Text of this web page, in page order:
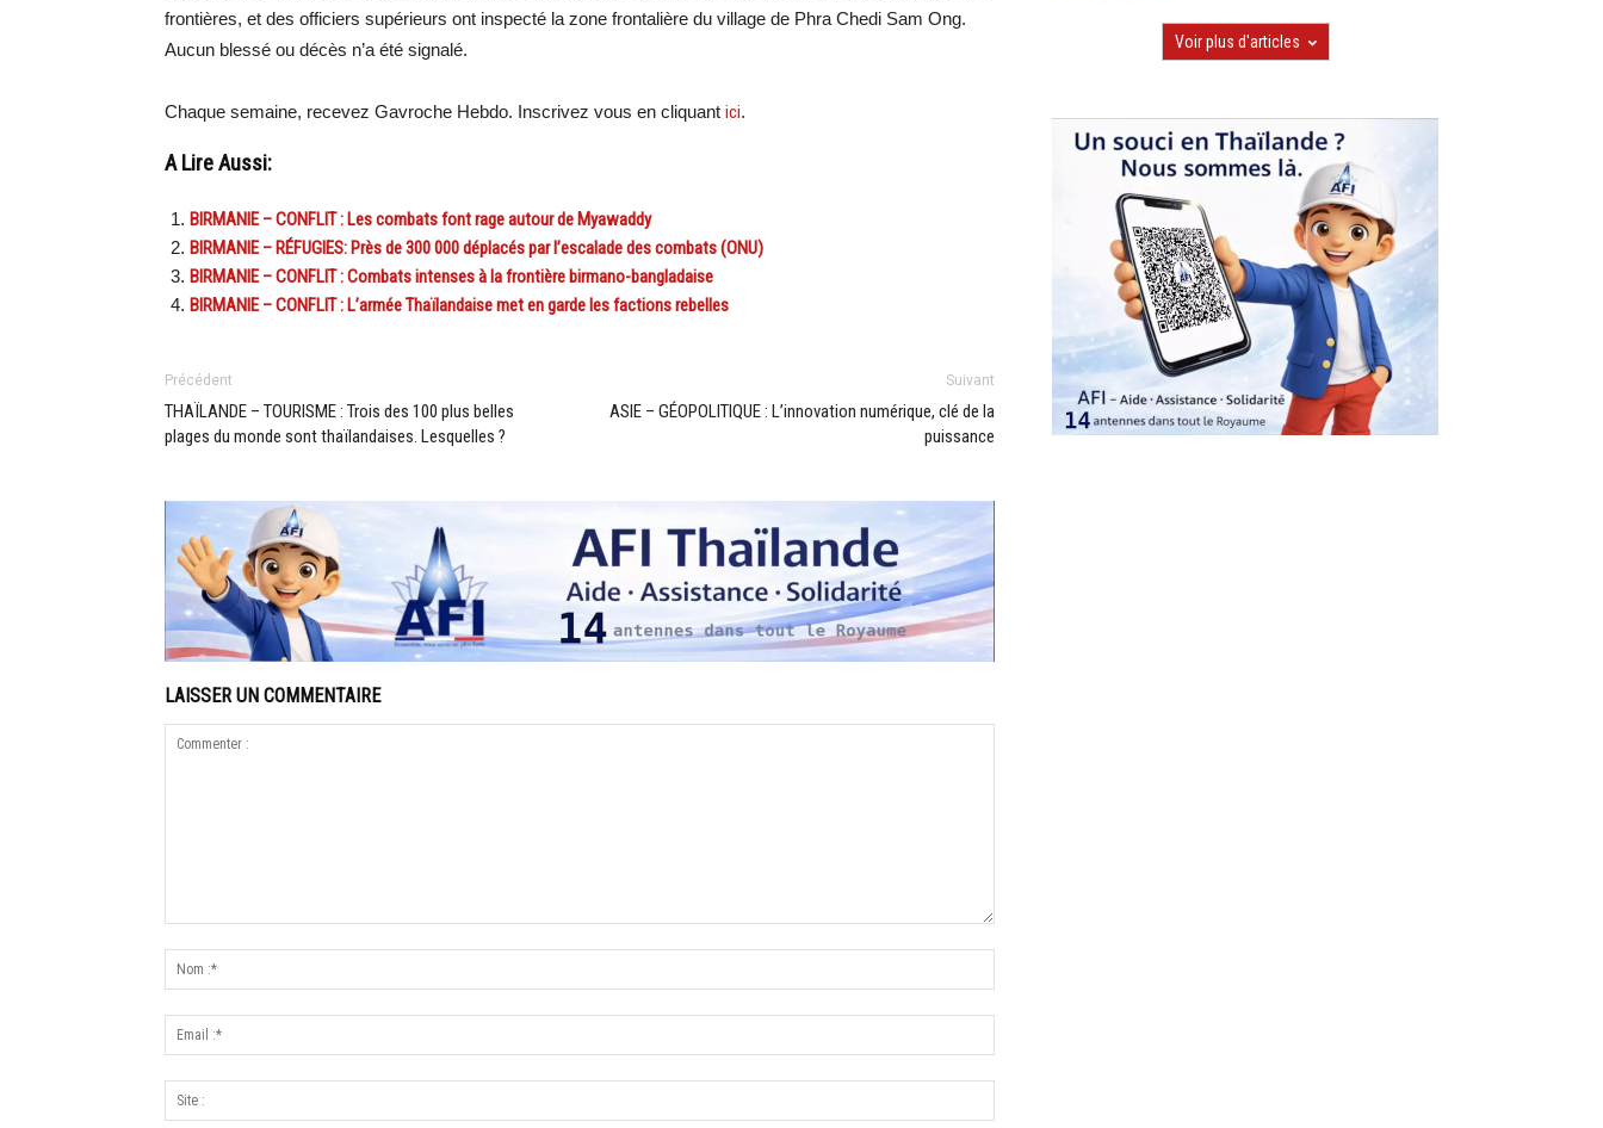
frontières, et des officiers supérieurs ont inspecté la zone frontalière du village de Phra Chedi Sam Ong.
Aucun blessé ou décès n’a été signalé.
Chaque semaine, recevez Gavroche Hebdo. Inscrivez vous en cliquant ici.
A Lire Aussi:
BIRMANIE – CONFLIT : Les combats font rage autour de Myawaddy
BIRMANIE – RÉFUGIES: Près de 300 000 déplacés par l’escalade des combats (ONU)
BIRMANIE – CONFLIT : Combats intenses à la frontière birmano-bangladaise
BIRMANIE – CONFLIT : L’armée Thaïlandaise met en garde les factions rebelles
Précédent
THAÏLANDE – TOURISME : Trois des 100 plus belles
plages du monde sont thaïlandaises. Lesquelles ?
Suivant
ASIE – GÉOPOLITIQUE : L’innovation numérique, clé de la
puissance
LAISSER UN COMMENTAIRE
Voir plus d'articles